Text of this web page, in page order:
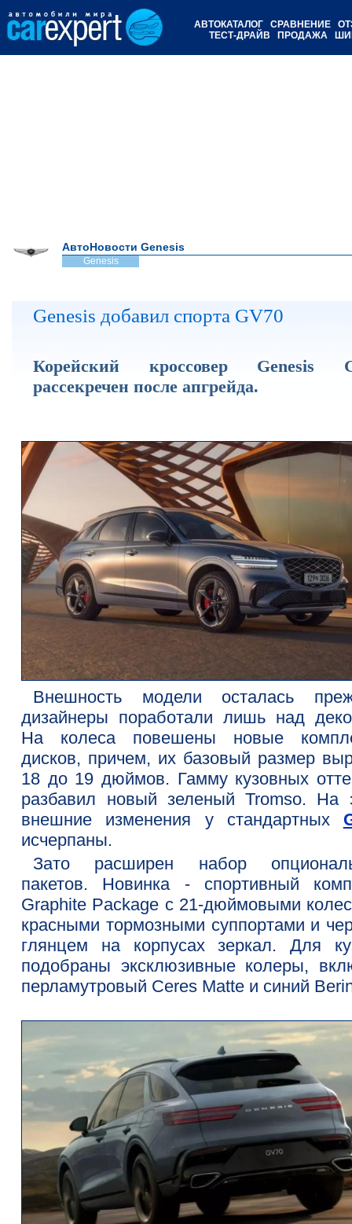
АВТОКАТАЛОГ СРАВНЕНИЕ
ТЕСТ-ДРАЙВ
ПРОДАЖА
АвтоНовости Genesis
Genesis
Genesis добавил спорта GV70
Корейский кроссовер Genesis
рассекречен после апгрейда.
Внешность модели осталась
дизайнеры поработали лишь над
На колеса повешены новые
дисков, причем, их базовый размер
18 до 19 дюймов. Гамму кузовных
разбавил новый зеленый Tromso. На
внешние изменения у стандартных
исчерпаны.
Зато расширен набор
пакетов. Новинка - спортивный
Graphite Package с 21-дюймовыми
красными тормозными суппортами и
глянцем на корпусах зеркал. Для
подобраны эксклюзивные колеры,
перламутровый Ceres Matte и синий